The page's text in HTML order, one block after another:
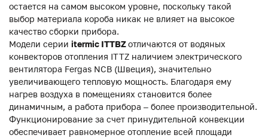
остается на самом высоком уровне, поскольку такой
выбор материала короба никак не влияет на высокое
качество сборки прибора.
Модели серии itermic ITTBZотличаются от водяных
конвекторов отопления ITTZ наличием электрического
вентилятора Fergas NCB (Швеция), значительно
увеличивающего тепловую мощность. Благодаря ему
нагрев воздуха в помещениях становится более
динамичным, а работа прибора – более производительной.
Функционирование за счет принудительной конвекции
обеспечивает равномерное отопление всей площади